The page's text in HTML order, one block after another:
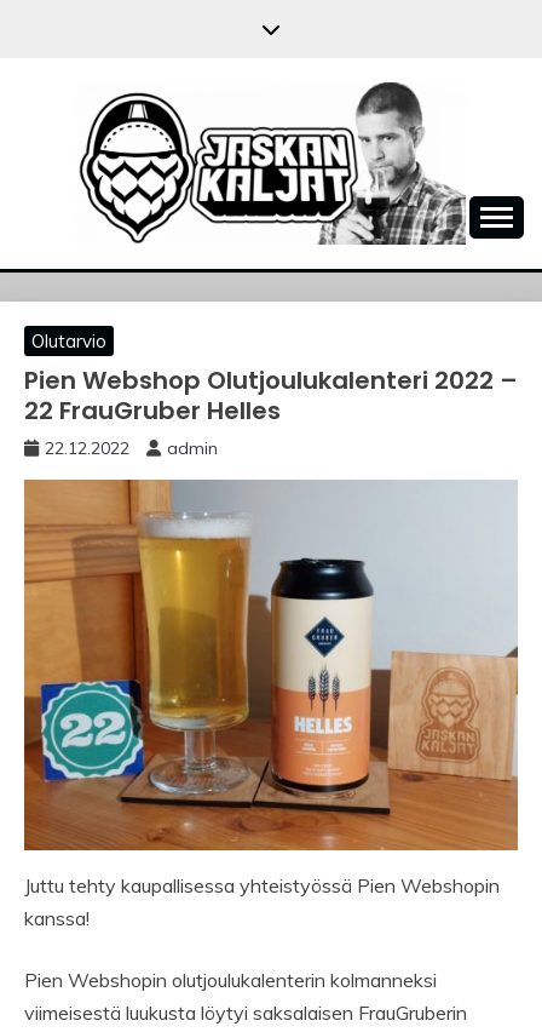
JASKANKALJAT
Olutarvio
Pien Webshop Olutjoulukalenteri 2022 –
22 FrauGruber Helles
22.12.2022 admin
Juttu tehty kaupallisessa yhteistyössä Pien Webshopin
kanssa!
Pien Webshopin olutjoulukalenterin kolmanneksi
viimeisestä luukusta löytyi saksalaisen FrauGruberin